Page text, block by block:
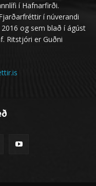
í Hafnarfirði.
í núverandi
og sem blað í ágúst
Ritstjóri er Guðni